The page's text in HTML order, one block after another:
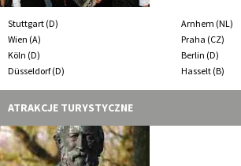
Stuttgart (D)
Arnhem (NL)
Wien (A)
Praha (CZ)
Köln (D)
Berlin (D)
Düsseldorf (D)
Hasselt (B)
ATRAKCJE TURYSTYCZNE